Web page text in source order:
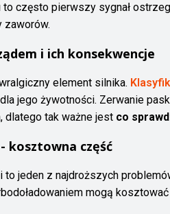
to często pierwszy sygnał
zaworów.
i ich konsekwencje
element silnika.
jego żywotności. Zerwanie
dlatego tak ważne jest co
kosztowna część
to jeden z najdroższych
mogą